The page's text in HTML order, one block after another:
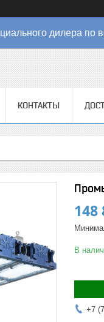
дилера по
КОНТАКТЫ
148
В
+7